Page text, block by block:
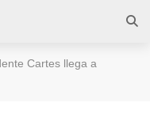
Cartes llega a